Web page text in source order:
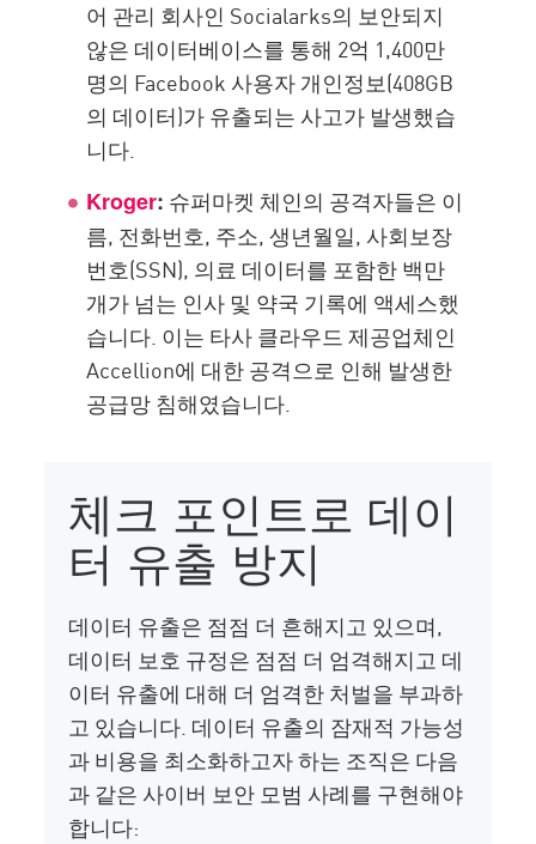
어 관리 회사인 Socialarks의 보안되지
않은 데이터베이스를 통해 2억 1,400만
명의 Facebook 사용자 개인정보(408GB
의 데이터)가 유출되는 사고가 발생했습
니다.
Kroger: 슈퍼마켓 체인의 공격자들은 이
름, 전화번호, 주소, 생년월일, 사회보장
번호(SSN), 의료 데이터를 포함한 백만
개가 넘는 인사 및 약국 기록에 액세스했
습니다. 이는 타사 클라우드 제공업체인
Accellion에 대한 공격으로 인해 발생한
공급망 침해였습니다.
체크 포인트로 데이
터 유출 방지
데이터 유출은 점점 더 흔해지고 있으며,
데이터 보호 규정은 점점 더 엄격해지고 데
이터 유출에 대해 더 엄격한 처벌을 부과하
고 있습니다. 데이터 유출의 잠재적 가능성
과 비용을 최소화하고자 하는 조직은 다음
과 같은 사이버 보안 모범 사례를 구현해야
합니다: